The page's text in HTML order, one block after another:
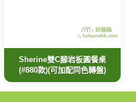
Sherine雙C腳岩板圓餐桌
(#880款)(可加配同色轉盤)